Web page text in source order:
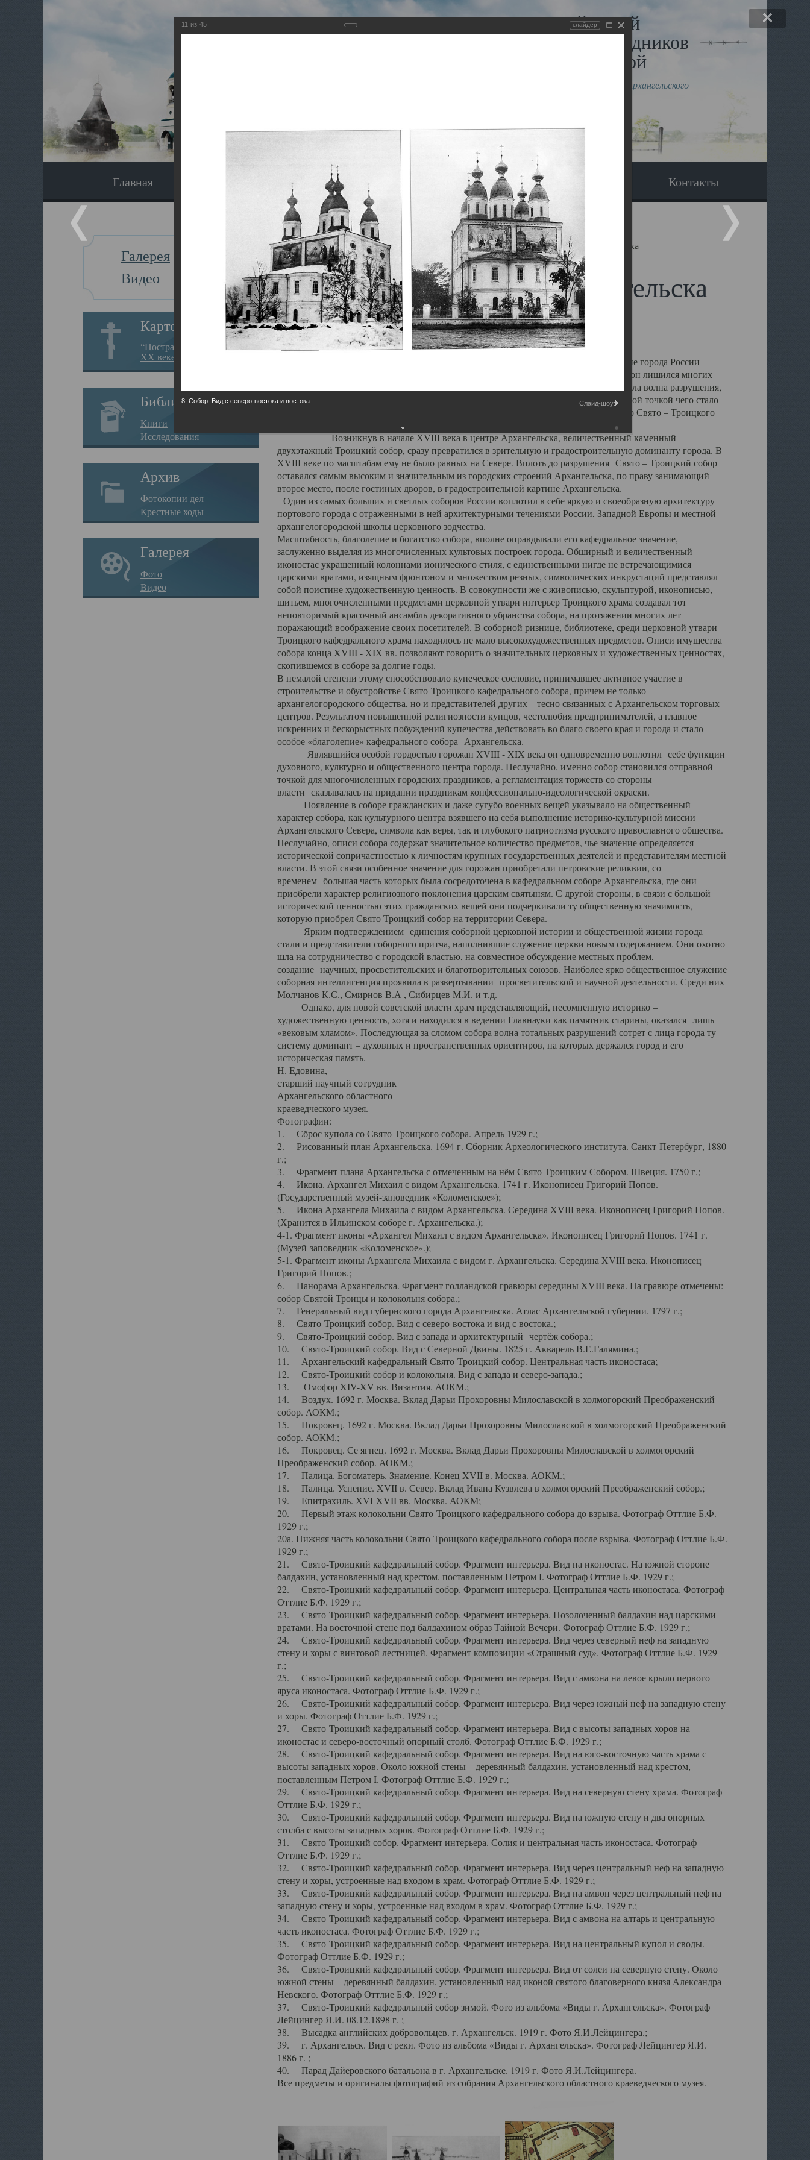
Виртуальный музей
Новомучеников и исповедников
Земли Архангельской
Сайт создан по благословлению митрополита Архангельского
Главная Наследники Галерея Вопрос-ответ Контакты
Галерея
Видео
Картотека
“Пострадавшие за веру в
XX веке на Севере”
Библиотека
Книги
Исследования
Архив
Фотокопии дел
Крестные ходы
Галерея
Фото
Видео
Главная Галерея Храмы-мученики Архангельска Свято-Троицкий собор Архангельска
Свято-Троицкий собор Архангельска
Свято-Троицкий собор Архангельска
23.12.2015
Сегодня мы можем говорить, что Архангельск в большей мере, чем другие губернские города России
пострадал от целенаправленных систематических разрушений, в результате которых он лишился многих
выдающихся памятников архитектуры. Больше всего по старому Архангельску ударила волна разрушения,
вызванная борьбой с религией, набравшая особую силу в конце 20 –х годов. Отправной точкой чего стало
разрушение православного центра архангельской губернии - ансамбля кафедрального Свято – Троицкого
Возникнув в начале XVIII века в центре Архангельска, величественный каменный
двухэтажный Троицкий собор, сразу превратился в зрительную и градостроительную доминанту города. В
XVIII веке по масштабам ему не было равных на Севере. Вплоть до разрушения Свято – Троицкий собор
оставался самым высоким и значительным из городских строений Архангельска, по праву занимающий
второе место, после гостиных дворов, в градостроительной картине Архангельска.
Один из самых больших и светлых соборов России воплотил в себе яркую и своеобразную архитектуру
портового города с отраженными в ней архитектурными течениями России, Западной Европы и местной
архангелогородской школы церковного зодчества.
Масштабность, благолепие и богатство собора, вполне оправдывали его кафедральное значение,
заслуженно выделяя из многочисленных культовых построек города. Обширный и величественный
иконостас украшенный колоннами ионического стиля, с единственными нигде не встречающимися
царскими вратами, изящным фронтоном и множеством резных, символических инкрустаций представлял
собой поистине художественную ценность. В совокупности же с живописью, скульптурой, иконописью,
шитьем, многочисленными предметами церковной утвари интерьер Троицкого храма создавал тот
неповторимый красочный ансамбль декоративного убранства собора, на протяжении многих лет
поражающий воображение своих посетителей. В соборной ризнице, библиотеке, среди церковной утвари
Троицкого кафедрального храма находилось не мало высокохудожественных предметов. Описи имущества
собора конца XVIII - XIX вв. позволяют говорить о значительных церковных и художественных ценностях,
скопившемся в соборе за долгие годы.
В немалой степени этому способствовало купеческое сословие, принимавшее активное участие в
строительстве и обустройстве Свято-Троицкого кафедрального собора, причем не только
архангелогородского общества, но и представителей других – тесно связанных с Архангельском торговых
центров. Результатом повышенной религиозности купцов, честолюбия предпринимателей, а главное
искренних и бескорыстных побуждений купечества действовать во благо своего края и города и стало
особое «благолепие» кафедрального собора Архангельска.
Являвшийся особой гордостью горожан XVIII - XIX века он одновременно воплотил себе функции
духовного, культурно и общественного центра города. Неслучайно, именно собор становился отправной
точкой для многочисленных городских праздников, а регламентация торжеств со стороны
власти сказывалась на придании праздникам конфессионально-идеологической окраски.
Появление в соборе гражданских и даже сугубо военных вещей указывало на общественный
характер собора, как культурного центра взявшего на себя выполнение историко-культурной миссии
Архангельского Севера, символа как веры, так и глубокого патриотизма русского православного общества.
Неслучайно, описи собора содержат значительное количество предметов, чье значение определяется
исторической сопричастностью к личностям крупных государственных деятелей и представителям местной
власти. В этой связи особенное значение для горожан приобретали петровские реликвии, со
временем большая часть которых была сосредоточена в кафедральном соборе Архангельска, где они
приобрели характер религиозного поклонения царским святыням. С другой стороны, в связи с большой
исторической ценностью этих гражданских вещей они подчеркивали ту общественную значимость,
которую приобрел Свято Троицкий собор на территории Севера.
Ярким подтверждением единения соборной церковной истории и общественной жизни города
стали и представители соборного притча, наполнившие служение церкви новым содержанием. Они охотно
шла на сотрудничество с городской властью, на совместное обсуждение местных проблем,
создание научных, просветительских и благотворительных союзов. Наиболее ярко общественное служение
соборная интеллигенция проявила в развертывании просветительской и научной деятельности. Среди них
Молчанов К.С., Смирнов В.А , Сибирцев М.И. и т.д.
Однако, для новой советской власти храм представляющий, несомненную историко –
художественную ценность, хотя и находился в ведении Главнауки как памятник старины, оказался лишь
«вековым хламом». Последующая за сломом собора волна тотальных разрушений сотрет с лица города ту
систему доминант – духовных и пространственных ориентиров, на которых держался город и его
историческая память.
Н. Едовина,
старший научный сотрудник
Архангельского областного
краеведческого музея.
Фотографии:
1. Сброс купола со Свято-Троицкого собора. Апрель 1929 г.;
2. Рисованный план Архангельска. 1694 г. Сборник Археологического института. Санкт-Петербург, 1880
г.;
3. Фрагмент плана Архангельска с отмеченным на нём Свято-Троицким Собором. Швеция. 1750 г.;
4. Икона. Архангел Михаил с видом Архангельска. 1741 г. Иконописец Григорий Попов.
(Государственный музей-заповедник «Коломенское»);
5. Икона Архангела Михаила с видом Архангельска. Середина XVIII века. Иконописец Григорий Попов.
(Хранится в Ильинском соборе г. Архангельска.);
4-1. Фрагмент иконы «Архангел Михаил с видом Архангельска». Иконописец Григорий Попов. 1741 г.
(Музей-заповедник «Коломенское».);
5-1. Фрагмент иконы Архангела Михаила с видом г. Архангельска. Середина XVIII века. Иконописец
Григорий Попов.;
6. Панорама Архангельска. Фрагмент голландской гравюры середины XVIII века. На гравюре отмечены:
собор Святой Троицы и колокольня собора.;
7. Генеральный вид губернского города Архангельска. Атлас Архангельской губернии. 1797 г.;
8. Свято-Троицкий собор. Вид с северо-востока и вид с востока.;
9. Свято-Троицкий собор. Вид с запада и архитектурный чертёж собора.;
10. Свято-Троицкий собор. Вид с Северной Двины. 1825 г. Акварель В.Е.Галямина.;
11. Архангельский кафедральный Свято-Троицкий собор. Центральная часть иконостаса;
12. Свято-Троицкий собор и колокольня. Вид с запада и северо-запада.;
13. Омофор XIV-XV вв. Византия. АОКМ.;
14. Воздух. 1692 г. Москва. Вклад Дарьи Прохоровны Милославской в холмогорский Преображенский
собор. АОКМ.;
15. Покровец. 1692 г. Москва. Вклад Дарьи Прохоровны Милославской в холмогорский Преображенский
собор. АОКМ.;
16. Покровец. Се ягнец. 1692 г. Москва. Вклад Дарьи Прохоровны Милославской в холмогорский
Преображенский собор. АОКМ.;
17. Палица. Богоматерь. Знамение. Конец XVII в. Москва. АОКМ.;
18. Палица. Успение. XVII в. Север. Вклад Ивана Кузвлева в холмогорский Преображенский собор.;
19. Епитрахиль. XVI-XVII вв. Москва. АОКМ;
20. Первый этаж колокольни Свято-Троицкого кафедрального собора до взрыва. Фотограф Оттлие Б.Ф.
1929 г.;
20а. Нижняя часть колокольни Свято-Троицкого кафедрального собора после взрыва. Фотограф Оттлие Б.Ф.
1929 г.;
21. Свято-Троицкий кафедральный собор. Фрагмент интерьера. Вид на иконостас. На южной стороне
балдахин, установленный над крестом, поставленным Петром I. Фотограф Оттлие Б.Ф. 1929 г.;
22. Свято-Троицкий кафедральный собор. Фрагмент интерьера. Центральная часть иконостаса. Фотограф
Оттлие Б.Ф. 1929 г.;
23. Свято-Троицкий кафедральный собор. Фрагмент интерьера. Позолоченный балдахин над царскими
вратами. На восточной стене под балдахином образ Тайной Вечери. Фотограф Оттлие Б.Ф. 1929 г.;
24. Свято-Троицкий кафедральный собор. Фрагмент интерьера. Вид через северный неф на западную
стену и хоры с винтовой лестницей. Фрагмент композиции «Страшный суд». Фотограф Оттлие Б.Ф. 1929
г.;
25. Свято-Троицкий кафедральный собор. Фрагмент интерьера. Вид с амвона на левое крыло первого
яруса иконостаса. Фотограф Оттлие Б.Ф. 1929 г.;
26. Свято-Троицкий кафедральный собор. Фрагмент интерьера. Вид через южный неф на западную стену
и хоры. Фотограф Оттлие Б.Ф. 1929 г.;
27. Свято-Троицкий кафедральный собор. Фрагмент интерьера. Вид с высоты западных хоров на
иконостас и северо-восточный опорный столб. Фотограф Оттлие Б.Ф. 1929 г.;
28. Свято-Троицкий кафедральный собор. Фрагмент интерьера. Вид на юго-восточную часть храма с
высоты западных хоров. Около южной стены – деревянный балдахин, установленный над крестом,
поставленным Петром I. Фотограф Оттлие Б.Ф. 1929 г.;
29. Свято-Троицкий кафедральный собор. Фрагмент интерьера. Вид на северную стену храма. Фотограф
Оттлие Б.Ф. 1929 г.;
30. Свято-Троицкий кафедральный собор. Фрагмент интерьера. Вид на южную стену и два опорных
столба с высоты западных хоров. Фотограф Оттлие Б.Ф. 1929 г.;
31. Свято-Троицкий собор. Фрагмент интерьера. Солия и центральная часть иконостаса. Фотограф
Оттлие Б.Ф. 1929 г.;
32. Свято-Троицкий кафедральный собор. Фрагмент интерьера. Вид через центральный неф на западную
стену и хоры, устроенные над входом в храм. Фотограф Оттлие Б.Ф. 1929 г.;
33. Свято-Троицкий кафедральный собор. Фрагмент интерьера. Вид на амвон через центральный неф на
западную стену и хоры, устроенные над входом в храм. Фотограф Оттлие Б.Ф. 1929 г.;
34. Свято-Троицкий кафедральный собор. Фрагмент интерьера. Вид с амвона на алтарь и центральную
часть иконостаса. Фотограф Оттлие Б.Ф. 1929 г.;
35. Свято-Троицкий кафедральный собор. Фрагмент интерьера. Вид на центральный купол и своды.
Фотограф Оттлие Б.Ф. 1929 г.;
36. Свято-Троицкий кафедральный собор. Фрагмент интерьера. Вид от солеи на северную стену. Около
южной стены – деревянный балдахин, установленный над иконой святого благоверного князя Александра
Невского. Фотограф Оттлие Б.Ф. 1929 г.;
37. Свято-Троицкий кафедральный собор зимой. Фото из альбома «Виды г. Архангельска». Фотограф
Лейцингер Я.И. 08.12.1898 г. ;
38. Высадка английских добровольцев. г. Архангельск. 1919 г. Фото Я.И.Лейцингера.;
39. г. Архангельск. Вид с реки. Фото из альбома «Виды г. Архангельска». Фотограф Лейцингер Я.И.
1886 г. ;
40. Парад Дайеровского батальона в г. Архангельске. 1919 г. Фото Я.И.Лейцингера.
Все предметы и оригиналы фотографий из собрания Архангельского областного краеведческого музея.
11 из 45 слайдер
8. Собор. Вид с северо-востока и востока. Слайд-шоу: